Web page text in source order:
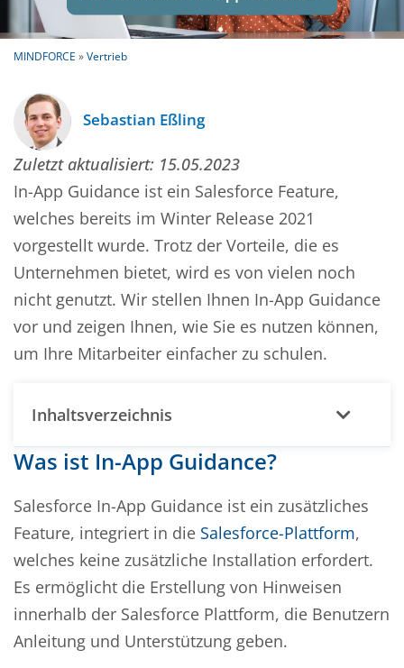
MINDFORCE »Vertrieb
Sebastian Eßling
Zuletzt aktualisiert: 15.05.2023
In-App Guidance ist ein Salesforce Feature,
welches bereits im Winter Release 2021
vorgestellt wurde. Trotz der Vorteile, die es
Unternehmen bietet, wird es von vielen noch
nicht genutzt. Wir stellen Ihnen In-App Guidance
vor und zeigen Ihnen, wie Sie es nutzen können,
um Ihre Mitarbeiter einfacher zu schulen.
Inhaltsverzeichnis
Was ist In-App Guidance?
Salesforce In-App Guidance ist ein zusätzliches
Feature, integriert in die Salesforce-Plattform,
welches keine zusätzliche Installation erfordert.
Es ermöglicht die Erstellung von Hinweisen
innerhalb der Salesforce Plattform, die Benutzern
Anleitung und Unterstützung geben.